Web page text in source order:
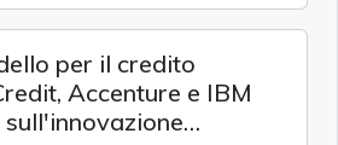
per il credito
Accenture e IBM